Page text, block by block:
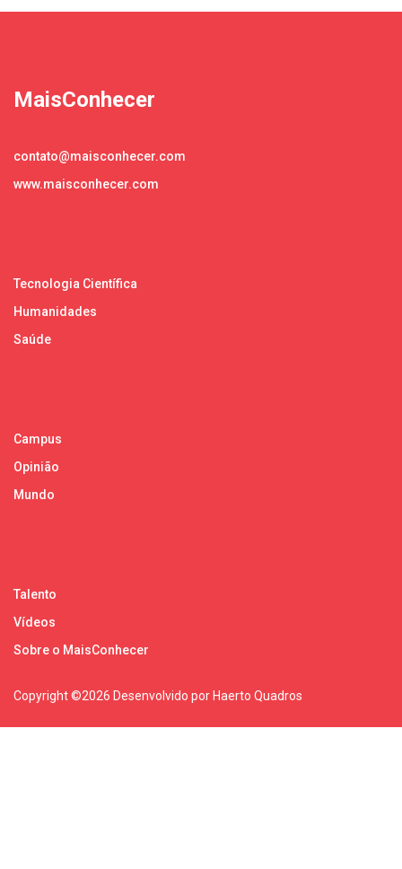
MaisConhecer
contato@maisconhecer.com
www.maisconhecer.com
Tecnologia Científica
Humanidades
Saúde
Campus
Opinião
Mundo
Talento
Vídeos
Sobre o MaisConhecer
Copyright ©2026 Desenvolvido por Haerto Quadros